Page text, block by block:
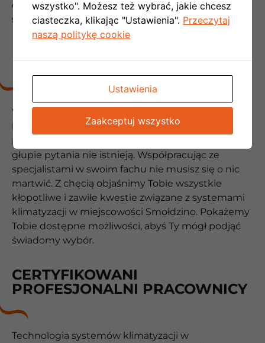
długotrwałe utrzymanie pozycji lidera rynku
systemów klimatyzacji w miejscowości Smołdzino
PROFESJONALNA OBSŁUGA
Wysoka kultura osobista, a także otwartość na
klienta to coś, co wyróżnia nasz personel na tle
pozostałych firm. Wychodzimy z założenia, że
głupie pytania nie istnieją. Współpracując ze
specjalistami w swoim fachu nie musisz się o nic
martwić. Z chęcią objaśnimy Tobie wszystkie
kłopotliwe i zawiłe kwestie związane z systemami
klimatyzacji w miejscowości Smołdzino. Pokażemy
Tobie dostępne możliwości, abyś Ty mógł podjąć
świadomy wybór.
CERTYFIKOWANI
PROFESJONALNI PRACOWNICY
Technologia systemów klimatyzacji w
wszystko". Możesz też wybrać, jakie chcesz
ciasteczka, klikając "Ustawienia". Przeczytaj
naszą politykę cookie
Ustawienia
Zaakceptuj wszystko